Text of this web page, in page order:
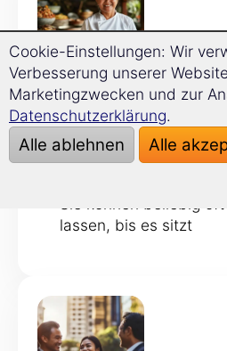
120 Grammatikthemen
Regeln werden direkt
lassen, bis es sitzt
Cookie-Einstellungen: Wir
Verbesserung unserer
Marketingzwecken und zur
Datenschutzerklärung.
Alle ablehnen Alle